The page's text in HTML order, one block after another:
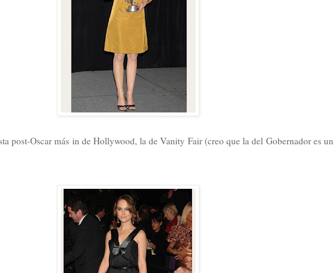
post-Oscar más in de Hollywood, la de Vanity Fair (creo que la del Gobernador es un